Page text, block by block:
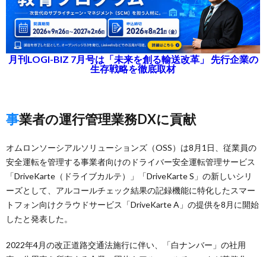
月刊LOGI-BIZ 7月号は「未来を創る輸送改革」 先行企業の
生存戦略を徹底取材
事業者の運行管理業務DXに貢献
オムロンソーシアルソリューションズ（OSS）は8月1日、従業員の
安全運転を管理する事業者向けのドライバー安全運転管理サービス
「DriveKarte（ドライブカルテ）」「DriveKarte S」の新しいシリ
ーズとして、アルコールチェック結果の記録機能に特化したスマー
トフォン向けクラウドサービス「DriveKarte A」の提供を8月に開始
したと発表した。
2022年4月の改正道路交通法施行に伴い、「白ナンバー」の社用